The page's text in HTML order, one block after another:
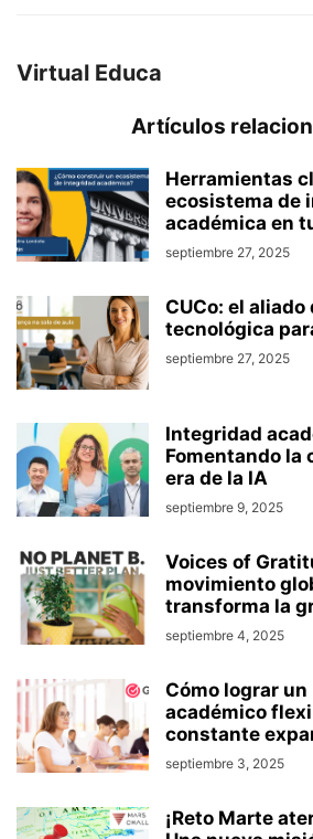
Virtual Educa
Artículos
Herramientas
ecosistema de
académica en
septiembre 27, 2025
CUCo: el
tecnológica
septiembre 27, 2025
Integridad
Fomentando la
era de la IA
septiembre 9, 2025
Voices of
movimiento
transforma la
septiembre 4, 2025
Cómo lograr
académico
constante
septiembre 3, 2025
¡Reto Marte